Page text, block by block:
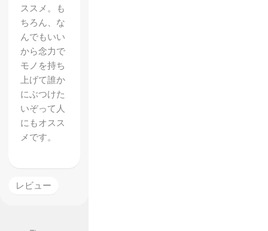
ススメ。も
ちろん、な
んでもいい
から念力で
モノを持ち
上げて誰か
にぶつけた
いぞって人
にもオスス
メです。
レビュー